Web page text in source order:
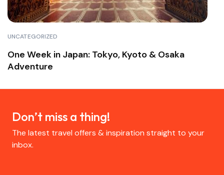
UNCATEGORIZED
One Week in Japan: Tokyo, Kyoto & Osaka
Adventure
Don’t miss a thing!
The latest travel offers & inspiration straight to your
inbox.